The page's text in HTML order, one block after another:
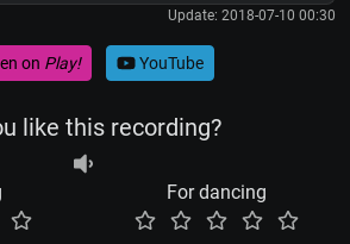
Update: 2018-07-10 00:30
on Play! YouTube
like this recording?
For dancing